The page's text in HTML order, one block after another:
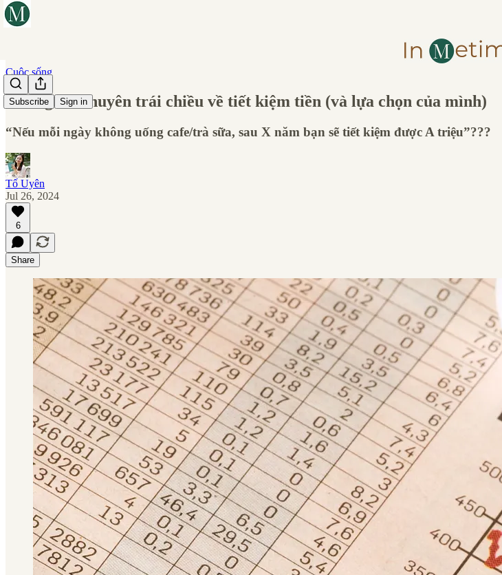
Subscribe Sign in
Cuộc sống
Những lời khuyên trái chiều về tiết kiệm tiền (và lựa chọn của mình)
“Nếu mỗi ngày không uống cafe/trà sữa, sau X năm bạn sẽ tiết kiệm được A triệu”???
Tố Uyên
Jul 26, 2024
6
Share